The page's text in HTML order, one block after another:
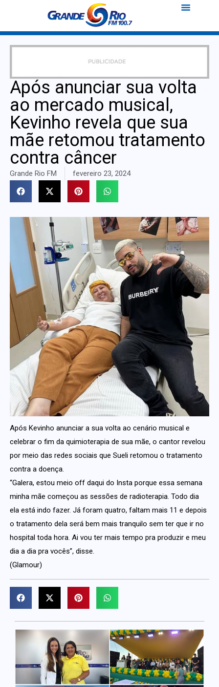
Após anunciar sua volta
ao mercado musical,
Kevinho revela que sua
mãe retomou tratamento
contra câncer
Grande Rio FM fevereiro 23, 2024
Após Kevinho anunciar a sua volta ao cenário musical e
celebrar o fim da quimioterapia de sua mãe, o cantor revelou
por meio das redes sociais que Sueli retomou o tratamento
contra a doença.
“Galera, estou meio off daqui do Insta porque essa semana
minha mãe começou as sessões de radioterapia. Todo dia
ela está indo fazer. Já foram quatro, faltam mais 11 e depois
o tratamento dela será bem mais tranquilo sem ter que ir no
hospital toda hora. Ai vou ter mais tempo pra produzir e meu
dia a dia pra vocês”, disse.
(Glamour)